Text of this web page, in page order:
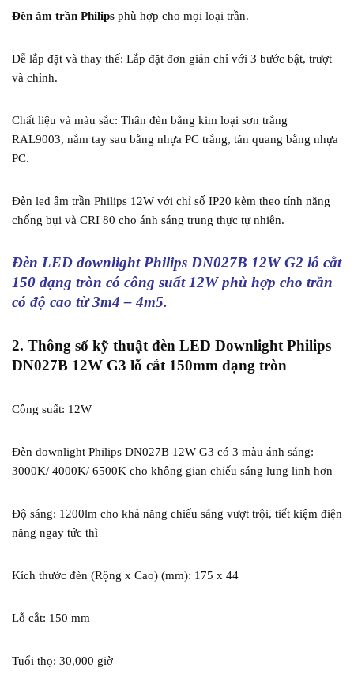
Đèn âm trần Philips phù hợp cho mọi loại trần.
Dễ lắp đặt và thay thế: Lắp đặt đơn giản chỉ với 3 bước bật, trượt
và chỉnh.
Chất liệu và màu sắc: Thân đèn bằng kim loại sơn trắng
RAL9003, nắm tay sau bằng nhựa PC trắng, tán quang bằng nhựa
PC.
Đèn led âm trần Philips 12W với chỉ số IP20 kèm theo tính năng
chống bụi và CRI 80 cho ánh sáng trung thực tự nhiên.
Đèn LED downlight Philips DN027B 12W G2 lỗ cắt
150 dạng tròn có công suất 12W phù hợp cho trần
có độ cao từ 3m4 – 4m5.
2. Thông số kỹ thuật đèn LED Downlight Philips
DN027B 12W G3 lỗ cắt 150mm dạng tròn
Công suất: 12W
Đèn downlight Philips DN027B 12W G3 có 3 màu ánh sáng:
3000K/ 4000K/ 6500K cho không gian chiếu sáng lung linh hơn
Độ sáng: 1200lm cho khả năng chiếu sáng vượt trội, tiết kiệm điện
năng ngay tức thì
Kích thước đèn (Rộng x Cao) (mm): 175 x 44
Lỗ cắt: 150 mm
Tuổi thọ: 30,000 giờ